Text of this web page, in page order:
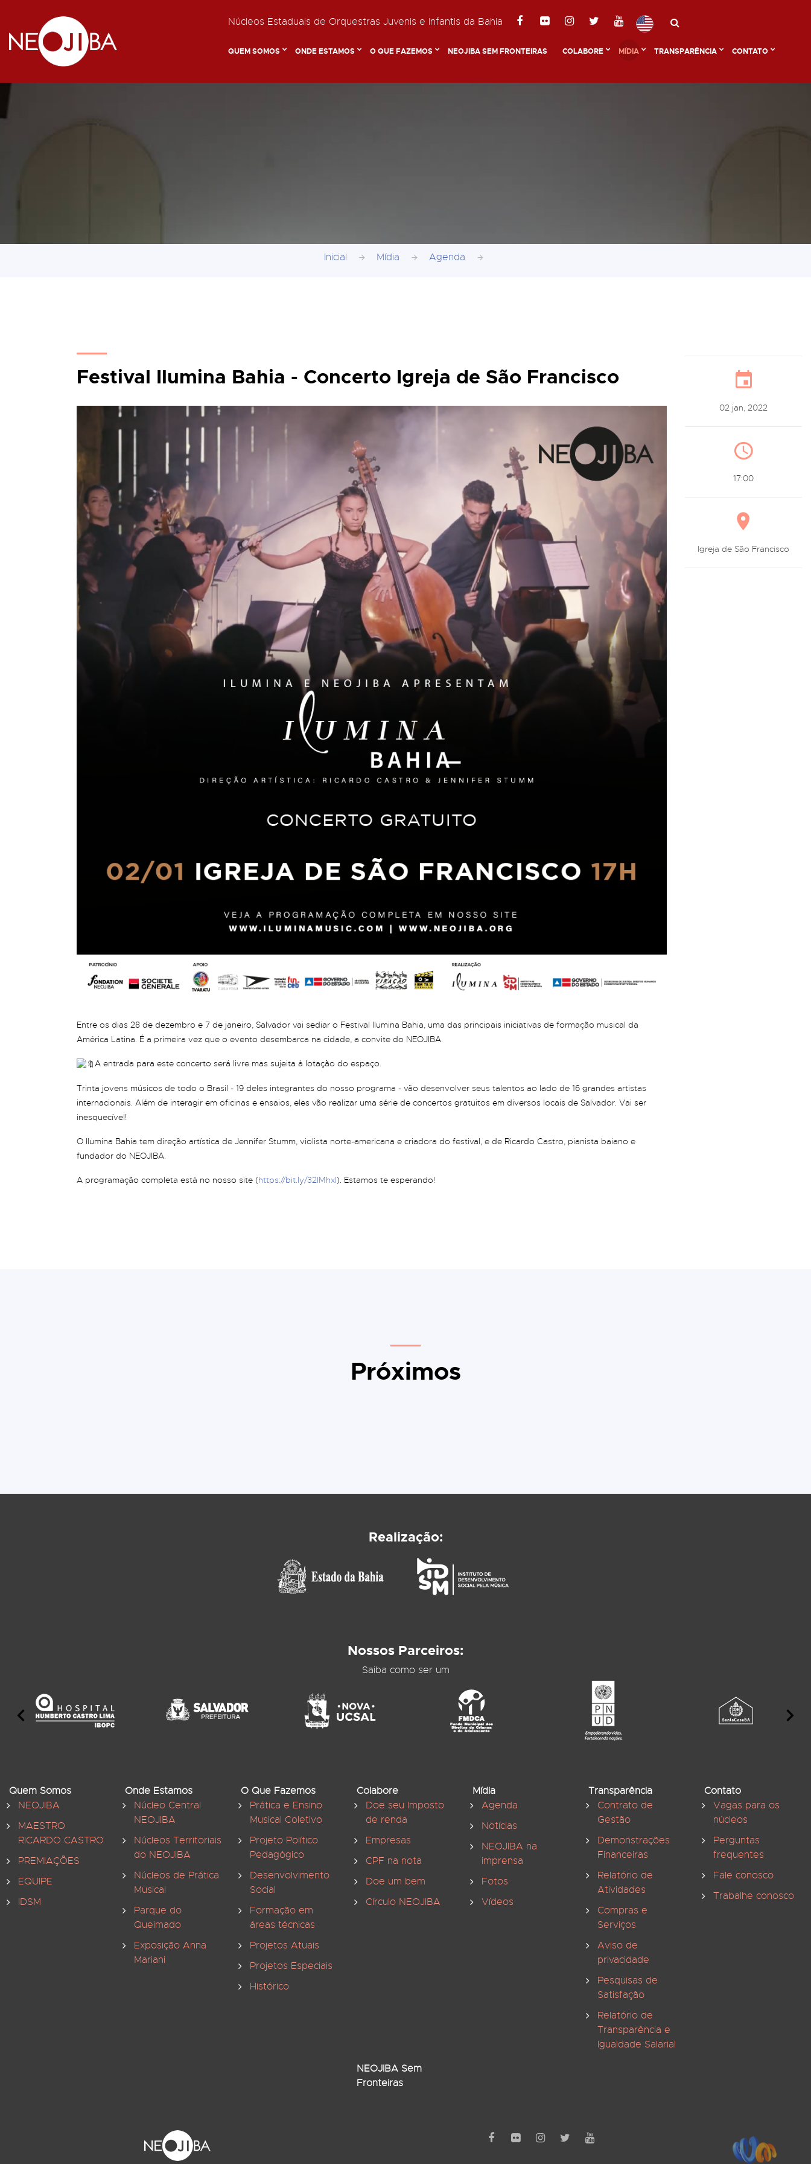
Núcleos Estaduais de Orquestras Juvenis e Infantis da Bahia
QUEM SOMOS ONDE ESTAMOS O QUE FAZEMOS NEOJIBA SEM FRONTEIRAS COLABORE MÍDIA TRANSPARÊNCIA CONTATO
Inicial Mídia Agenda
Festival Ilumina Bahia - Concerto Igreja de São Francisco
Entre os dias 28 de dezembro e 7 de janeiro, Salvador vai sediar o Festival Ilumina Bahia, uma das principais iniciativas de formação musical da
América Latina. É a primeira vez que o evento desembarca na cidade, a convite do NEOJIBA.
A entrada para este concerto será livre mas sujeita à lotação do espaço.
Trinta jovens músicos de todo o Brasil - 19 deles integrantes do nosso programa - vão desenvolver seus talentos ao lado de 16 grandes artistas
internacionais. Além de interagir em oficinas e ensaios, eles vão realizar uma série de concertos gratuitos em diversos locais de Salvador. Vai ser
inesquecível!
O Ilumina Bahia tem direção artística de Jennifer Stumm, violista norte-americana e criadora do festival, e de Ricardo Castro, pianista baiano e
fundador do NEOJIBA.
A programação completa está no nosso site (https://bit.ly/32lMhxl). Estamos te esperando!
02 jan, 2022
17:00
Igreja de São Francisco
Próximos
Realização:
Nossos Parceiros:
Saiba como ser um
Quem Somos
NEOJIBA
MAESTRO
RICARDO CASTRO
PREMIAÇÕES
EQUIPE
IDSM
Onde Estamos
Núcleo Central
NEOJIBA
Núcleos Territoriais
do NEOJIBA
Núcleos de Prática
Musical
Parque do
Queimado
Exposição Anna
Mariani
O Que Fazemos
Prática e Ensino
Musical Coletivo
Projeto Político
Pedagógico
Desenvolvimento
Social
Formação em
áreas técnicas
Projetos Atuais
Projetos Especiais
Histórico
Colabore
Doe seu Imposto
de renda
Empresas
CPF na nota
Doe um bem
Círculo NEOJIBA
Mídia
Agenda
Notícias
NEOJIBA na
imprensa
Fotos
Vídeos
Transparência
Contrato de
Gestão
Demonstrações
Financeiras
Relatório de
Atividades
Compras e
Serviços
Aviso de
privacidade
Pesquisas de
Satisfação
Relatório de
Transparência e
Igualdade Salarial
Contato
Vagas para os
núcleos
Perguntas
frequentes
Fale conosco
Trabalhe conosco
NEOJIBA Sem
Fronteiras